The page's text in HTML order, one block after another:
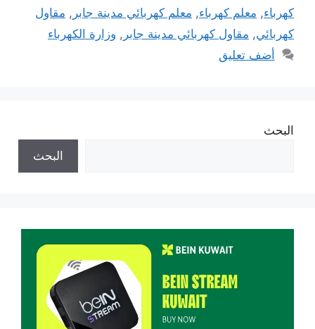
كهرباء, معلم كهرباء, معلم كهربائي مدينة جابر , مقاول
كهربائي, مقاول كهربائي مدينة جابر , وزارة الكهرباء
أضف تعليق
البحث
البحث